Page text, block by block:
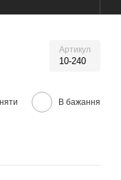
Артикул
10-240
В бажання